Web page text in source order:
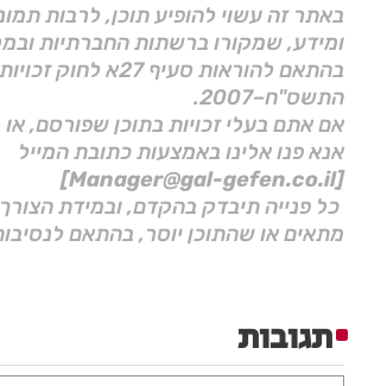
באתר זה עשוי להופיע תוכן, לרבות
ומידע, שמקורו ברשתות החברתיות
בהתאם להוראות סעיף 27א
התשס"ח–2007.
אם אתם בעלי זכויות בתוכן שפורסם, או
אנא פנו אלינו באמצעות כתובת המייל
[Manager@gal-gefen.co.il]
כל פנייה תיבדק בהקדם, ובמידת הצורך
מתאים או שהתוכן יוסר, בהתאם
תגובות